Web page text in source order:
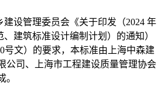
设管理委员会《关于印发（2024 年
建筑标准设计编制计划）的通知）
号文）的要求，本标准由上海中森建
公司、上海市工程建设质量管理协会
。